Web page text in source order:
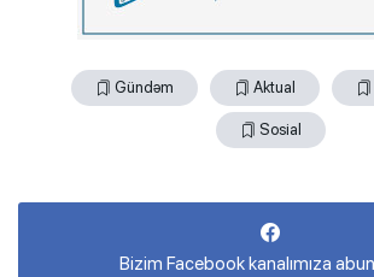
Gündəm Aktual
Sosial
Bizim Facebook kanalımıza